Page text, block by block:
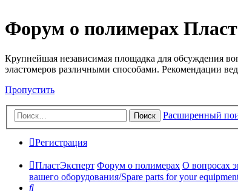
Форум о полимерах
Крупнейшая независимая площадка для обсуждения
эластомеров различными способами. Рекомендации
Пропустить
Поиск Расширенный
Регистрация
ПластЭксперт Форум о полимерах О вопросах
вашего оборудования/Spare parts for your
Поиск